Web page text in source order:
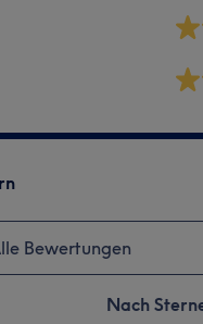
Bewertungen
Nach